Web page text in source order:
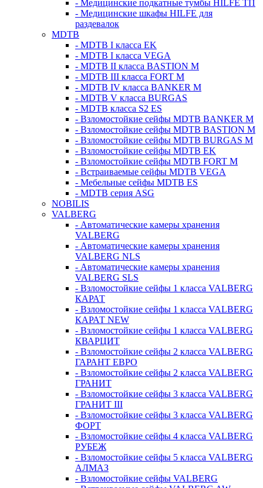
- Медицинские подкатные тумбы HILFE ТП
- Медицинские шкафы HILFE для
раздевалок
MDTB
- MDTB I класса EK
- MDTB I класса VEGA
- MDTB II класса BASTION M
- MDTB III класса FORT M
- MDTB IV класса BANKER M
- MDTB V класса BURGAS
- MDTB класса S2 ES
- Взломостойкие сейфы MDTB BANKER M
- Взломостойкие сейфы MDTB BASTION M
- Взломостойкие сейфы MDTB BURGAS M
- Взломостойкие сейфы MDTB EK
- Взломостойкие сейфы MDTB FORT M
- Встраиваемые сейфы MDTB VEGA
- Мебельные сейфы MDTB ES
- MDTB серия ASG
NOBILIS
VALBERG
- Автоматические камеры хранения
VALBERG
- Автоматические камеры хранения
VALBERG NLS
- Автоматические камеры хранения
VALBERG SLS
- Взломостойкие сейфы 1 класса VALBERG
КАРАТ
- Взломостойкие сейфы 1 класса VALBERG
КАРАТ NEW
- Взломостойкие сейфы 1 класса VALBERG
КВАРЦИТ
- Взломостойкие сейфы 2 класса VALBERG
ГАРАНТ ЕВРО
- Взломостойкие сейфы 2 класса VALBERG
ГРАНИТ
- Взломостойкие сейфы 3 класса VALBERG
ГРАНИТ III
- Взломостойкие сейфы 3 класса VALBERG
ФОРТ
- Взломостойкие сейфы 4 класса VALBERG
РУБЕЖ
- Взломостойкие сейфы 5 класса VALBERG
АЛМАЗ
- Взломостойкие сейфы VALBERG